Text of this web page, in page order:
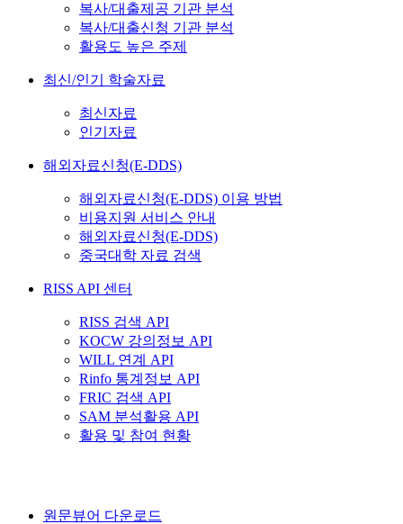
복사/대출제공 기관 분석
복사/대출신청 기관 분석
활용도 높은 주제
최신/인기 학술자료
최신자료
인기자료
해외자료신청(E-DDS)
해외자료신청(E-DDS) 이용 방법
비용지원 서비스 안내
해외자료신청(E-DDS)
중국대학 자료 검색
RISS API 센터
RISS 검색 API
KOCW 강의정보 API
WILL 연계 API
Rinfo 통계정보 API
FRIC 검색 API
SAM 분석활용 API
활용 및 참여 현황
원문뷰어 다운로드